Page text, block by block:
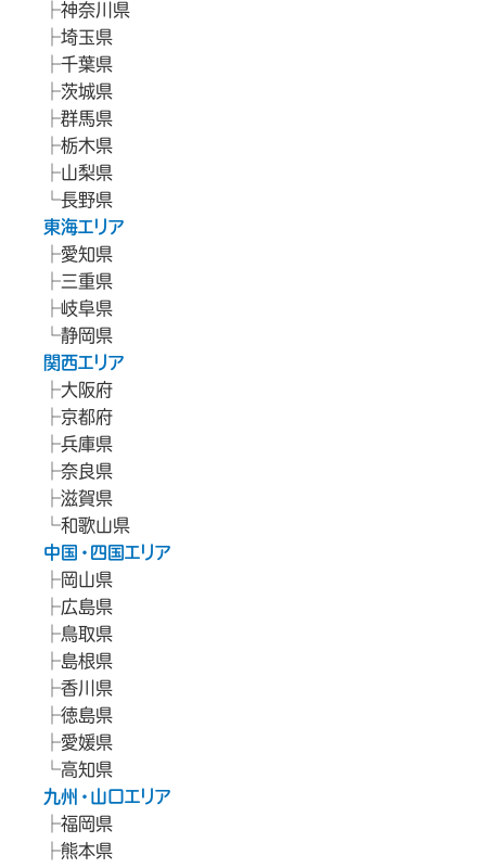
神奈川県
埼玉県
千葉県
茨城県
群馬県
栃木県
山梨県
長野県
東海エリア
愛知県
三重県
岐阜県
静岡県
関西エリア
大阪府
京都府
兵庫県
奈良県
滋賀県
和歌山県
中国・四国エリア
岡山県
広島県
鳥取県
島根県
香川県
徳島県
愛媛県
高知県
九州・山口エリア
福岡県
熊本県